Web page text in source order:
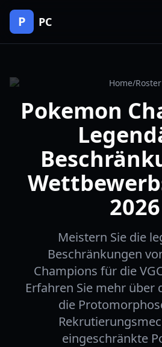
P PC
Home/Roster
Pokemon
2026
Meistern Sie die
Beschränkungen
Champions für die
Erfahren Sie mehr über
die
eingeschränkte